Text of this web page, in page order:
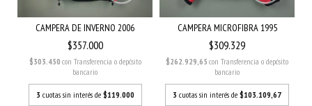
CAMPERA DE INVERNO 2006
$357.000
$303.450 con Transferencia o depósito
bancario
3 cuotas sin interés de $119.000
CAMPERA MICROFIBRA 1995
$309.329
$262.929,65 con Transferencia o depósito
bancario
3 cuotas sin interés de $103.109,67